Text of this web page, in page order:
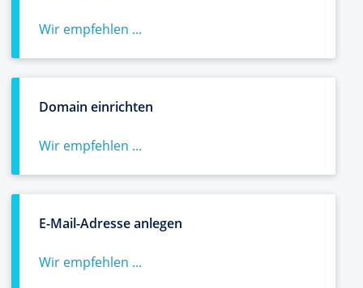
Wir empfehlen ...
Domain einrichten
Wir empfehlen ...
E-Mail-Adresse anlegen
Wir empfehlen ...